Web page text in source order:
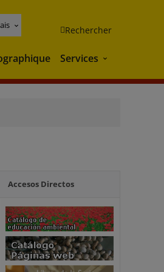
Rechercher
Services Services
Accesos Directos